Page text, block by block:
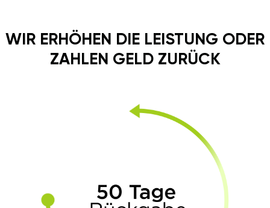
WIR ERHÖHEN DIE LEISTUNG ODER
ZAHLEN GELD ZURÜCK